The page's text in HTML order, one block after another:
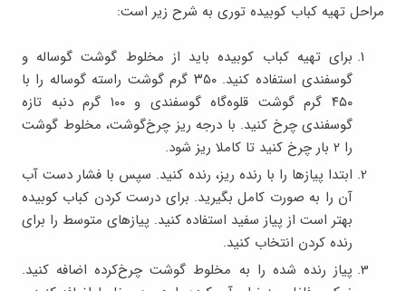
مراحل تهیه کباب کوبیده توری به شرح زیر است:
برای تهیه کباب کوبیده باید از مخلوط گوشت گوساله و
گوسفندی استفاده کنید. ۳۵۰ گرم گوشت راسته گوساله را با
۴۵۰ گرم گوشت قلوه‌گاه گوسفندی و ۱۰۰ گرم دنبه تازه
گوسفندی چرخ کنید. با درجه ریز چرخ‌گوشت، مخلوط گوشت
را ۲ بار چرخ کنید تا کاملا ریز شود.
ابتدا پیازها را با رنده ریز، رنده کنید. سپس با فشار دست آب
آن را به صورت کامل بگیرید. برای درست کردن کباب کوبیده
بهتر است از پیاز سفید استفاده کنید. پیازهای متوسط را برای
رنده کردن انتخاب کنید.
پیاز رنده شده را به مخلوط گوشت چرخ‌کرده اضافه کنید.